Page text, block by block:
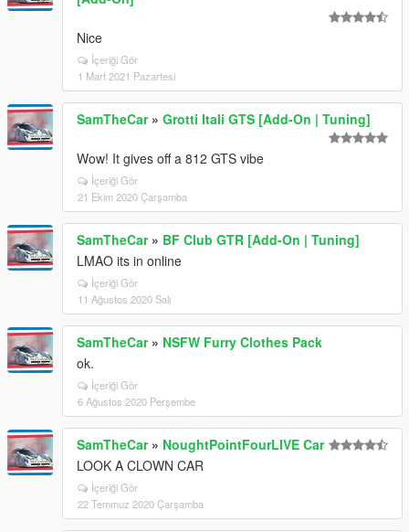
Nice
İçeriği Gör
1 Mart 2021 Pazartesi
SamTheCar» Grotti Itali GTS [Add-On | Tuning]
Wow! It gives off a 812 GTS vibe
İçeriği Gör
21 Ekim 2020 Çarşamba
SamTheCar» BF Club GTR [Add-On | Tuning]
LMAO its in online
İçeriği Gör
11 Ağustos 2020 Salı
SamTheCar» NSFW Furry Clothes Pack
ok.
İçeriği Gör
6 Ağustos 2020 Perşembe
SamTheCar» NoughtPointFourLIVE Car
LOOK A CLOWN CAR
İçeriği Gör
22 Temmuz 2020 Çarşamba